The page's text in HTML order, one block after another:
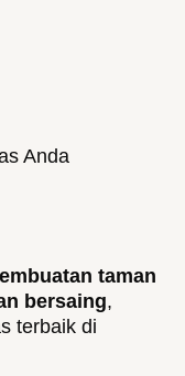
Anda
taman
bersaing,
terbaik di